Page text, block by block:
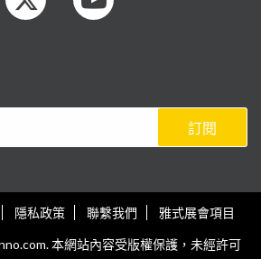
訂閱
隱私政策 聯繫我們
雅式展會項目
本網站內容受版權保護，未經許可